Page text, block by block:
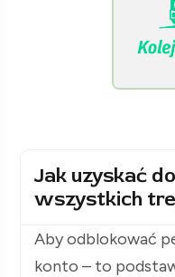
Jak uzyskać
wszystkich
Aby odblokować
konto – to